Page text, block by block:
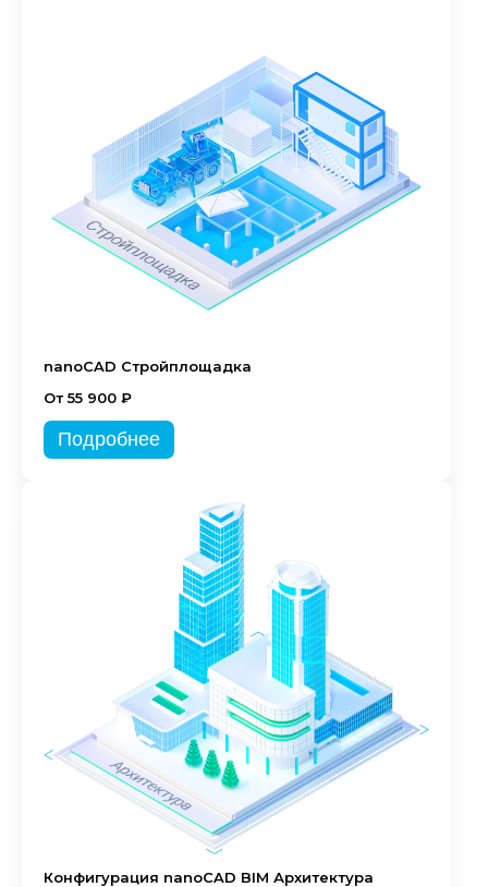
nanoCAD Стройплощадка
От 55 900 ₽
Подробнее
Конфигурация nanoCAD BIM Архитектура